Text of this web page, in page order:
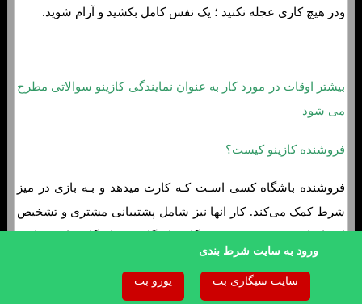
ودر هیچ کاری عجله نکنید ؛ یک نفس کامل بکشید و آرام شوید.
بیشتر اوقات در مورد کار به عنوان نمایندگی کازینو سوالاتی مطرح
می شود
فروشنده کازینو کیست؟
فروشنده باشگاه کسی اسـت کـه کارت میدهد و بـه بازی در میز
شرط کمک می‌کند. کار انها نیز شامل پشتیبانی مشتری و تشخیص
اتاق هاي‌ پوکر استفاده میشوند. با این حال ؛ آن ها همچنین
می‌توانند از کشتی هاي‌ تفریحی و سازمان های تجمع و تنظیم
ورود به سایت شرط بندی
سایت سیگاری بت یورو بت